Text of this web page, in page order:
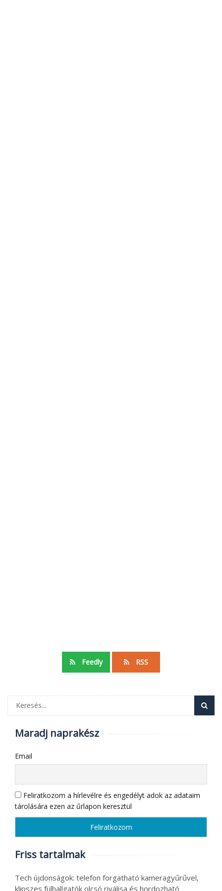
Feedly RSS
Maradj naprakész
Email
Feliratkozom a hírlevélre és engedélyt adok az adataim
tárolására ezen az űrlapon keresztül
Friss tartalmak
Tech újdonságok: telefon forgatható kameragyűrűvel,
klipszes fülhallgatók olcsó riválisa és hordozható